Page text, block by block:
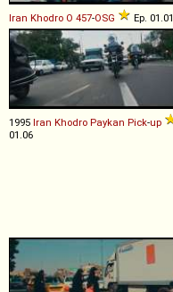
Iran Khodro O 457-OSG Ep. 01.01
1995 Iran Khodro Paykan Pick-up
01.06